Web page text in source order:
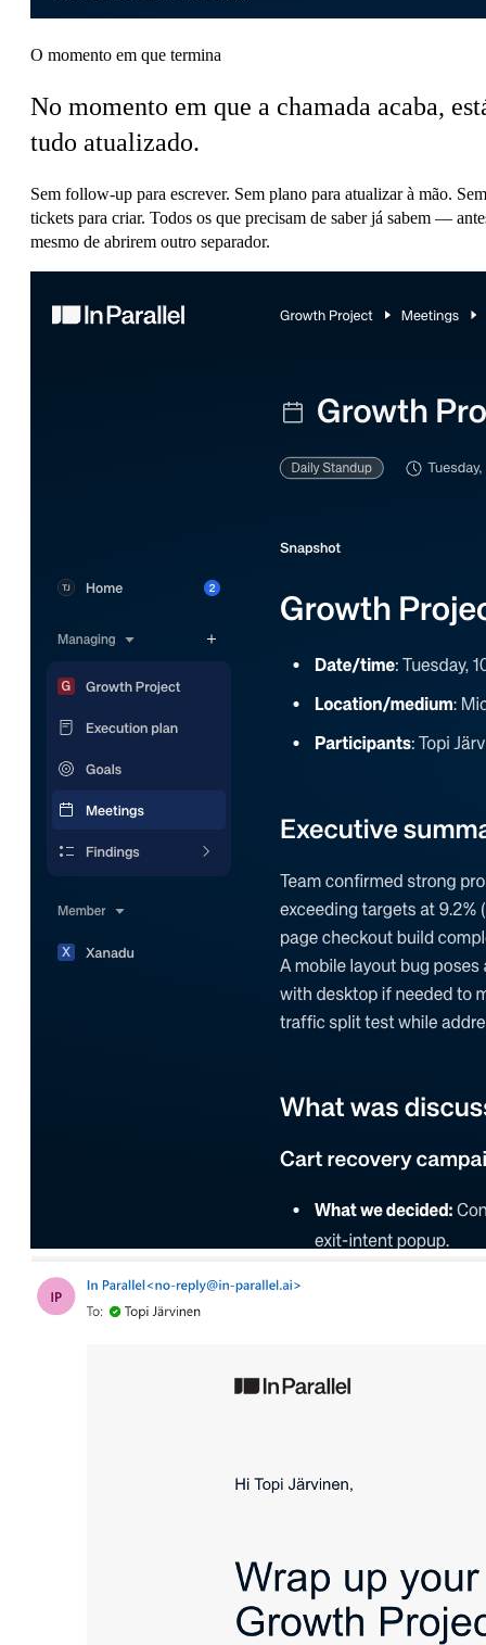
O momento em que termina
No momento em que a chamada acaba,
tudo atualizado.
Sem follow-up para escrever. Sem plano para atualizar à mão. Sem
tickets para criar. Todos os que precisam de saber já sabem —
mesmo de abrirem outro separador.